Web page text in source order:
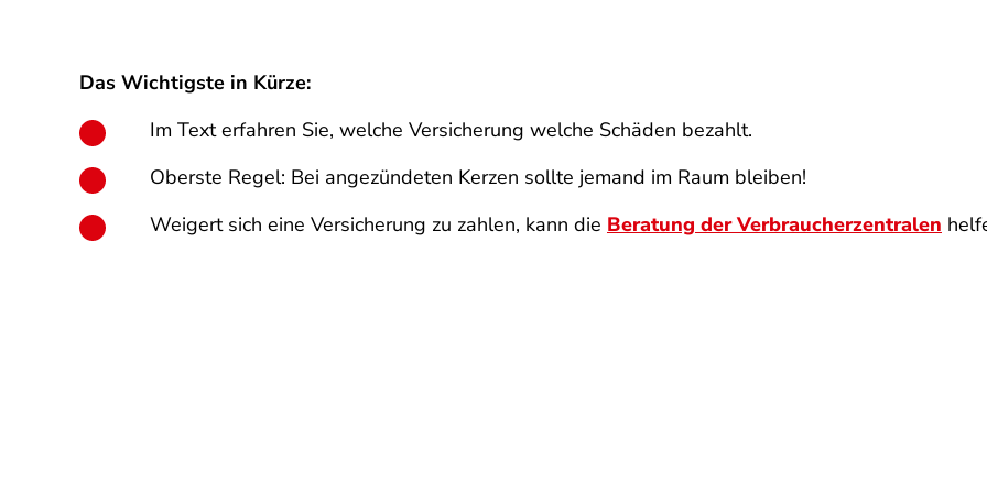
Das Wichtigste in Kürze:
Im Text erfahren Sie, welche Versicherung welche Schäden bezahlt.
Oberste Regel: Bei angezündeten Kerzen sollte jemand im Raum bleiben!
Weigert sich eine Versicherung zu zahlen, kann die Beratung der Verbraucherzentralen